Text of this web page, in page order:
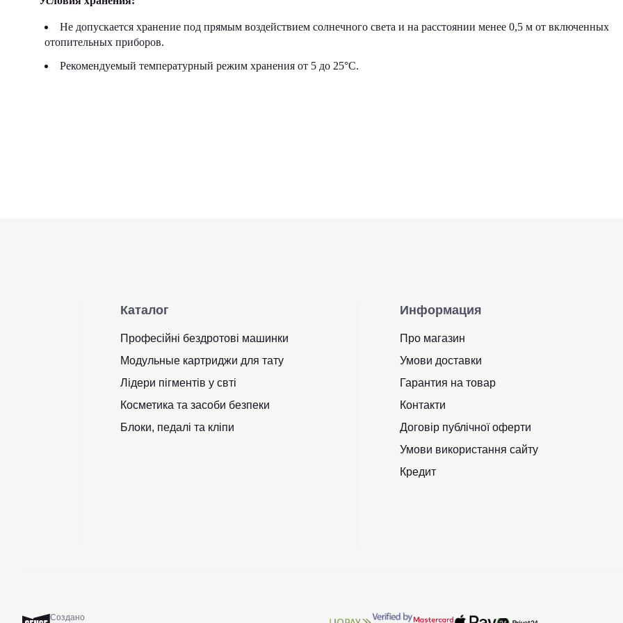
Не допускается хранение под прямым воздействием солнечного света и на расстоянии менее 0,5 м от включенных
отопительных приборов.
Рекомендуемый температурный режим хранения от 5 до 25°С.
Каталог
Професійні бездротові машинки
Модульные картриджи для тату
Лідери пігментів у свті
Косметика та засоби безпеки
Блоки, педалі та кліпи
Информация
Про магазин
Умови доставки
Гарантия на товар
Контакти
Договір публічної оферти
Умови використання сайту
Кредит
Создано